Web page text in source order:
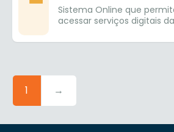
Sistema Online que
acessar serviços digitais
1 →